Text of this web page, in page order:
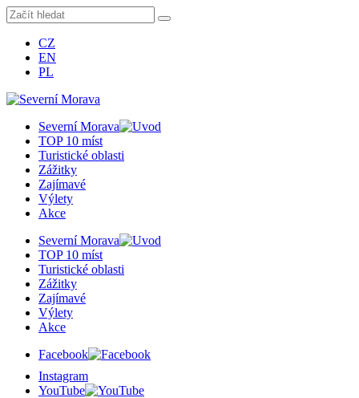
CZ
EN
PL
Severní Morava
TOP 10 míst
Turistické oblasti
Zážitky
Zajímavé
Výlety
Akce
Severní Morava
TOP 10 míst
Turistické oblasti
Zážitky
Zajímavé
Výlety
Akce
Facebook
Instagram
YouTube